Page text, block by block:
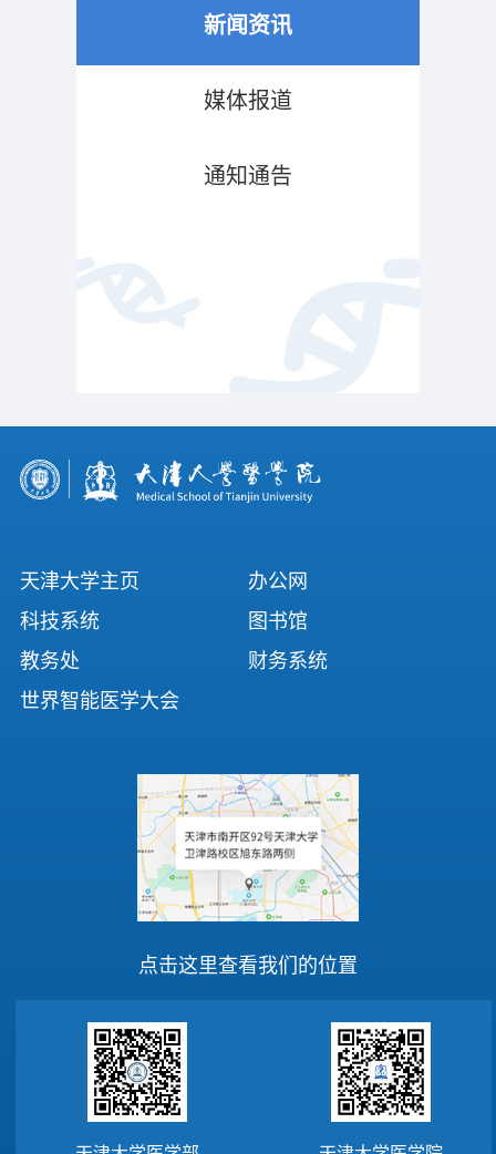
新闻资讯
媒体报道
通知通告
天津大学主页
办公网
科技系统
图书馆
教务处
财务系统
世界智能医学大会
点击这里查看我们的位置